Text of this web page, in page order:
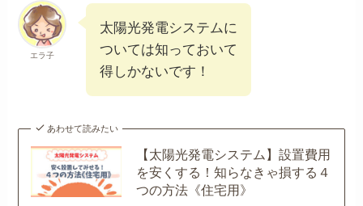
エラ子
太陽光発電システムに
ついては知っておいて
得しかないです！
あわせて読みたい
【太陽光発電システム】設置費用
を安くする！知らなきゃ損する４
つの方法《住宅用》